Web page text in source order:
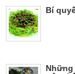
Bí